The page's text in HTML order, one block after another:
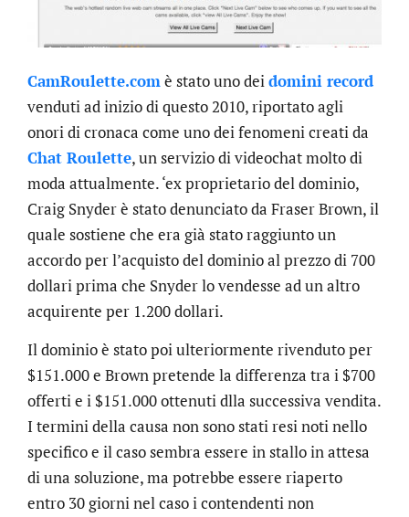
CamRoulette.comè stato uno deidomini record
venduti ad inizio di questo 2010, riportato agli
onori di cronaca come uno dei fenomeni creati da
Chat Roulette, un servizio di videochat molto di
moda attualmente. ‘ex proprietario del dominio,
Craig Snyder è stato denunciato da Fraser Brown, il
quale sostiene che era già stato raggiunto un
accordo per l’acquisto del dominio al prezzo di 700
dollari prima che Snyder lo vendesse ad un altro
acquirente per 1.200 dollari.
Il dominio è stato poi ulteriormente rivenduto per
$151.000 e Brown pretende la differenza tra i $700
offerti e i $151.000 ottenuti dlla successiva vendita.
I termini della causa non sono stati resi noti nello
specifico e il caso sembra essere in stallo in attesa
di una soluzione, ma potrebbe essere riaperto
entro 30 giorni nel caso i contendenti non